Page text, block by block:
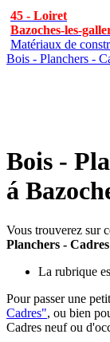
45 - Loiret
Bazoches-les-
Matériaux de
Bois - Planchers -
Bois -
á
Vous trouverez sur
Planchers - Cadres
La rubrique
Pour passer une
Cadres", ou bien
Cadres neuf ou